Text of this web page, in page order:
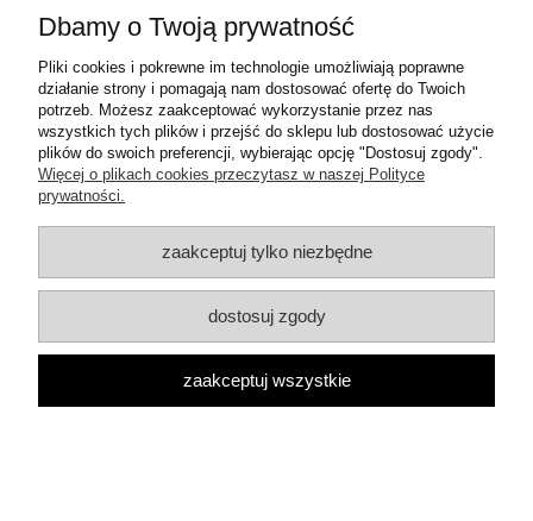
Moje konto
Informacje o sklepie
Dane teleadresowe:
ul. Mrówcza 3a
04-857 Warszawa
E-mail: dzambhala@dzambhala.pl
pokaż pełną wersję strony
Dbamy o Twoją prywatność
Pliki cookies i pokrewne im technologie umożliwiają poprawne
działanie strony i pomagają nam dostosować ofertę do Twoich
potrzeb. Możesz zaakceptować wykorzystanie przez nas
wszystkich tych plików i przejść do sklepu lub dostosować użycie
plików do swoich preferencji, wybierając opcję "Dostosuj zgody".
Więcej o plikach cookies przeczytasz w naszej Polityce
prywatności.
zaakceptuj tylko niezbędne
dostosuj zgody
zaakceptuj wszystkie